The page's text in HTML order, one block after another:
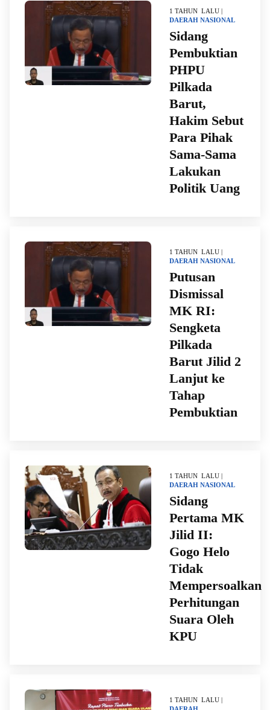
1 TAHUN LALU |
DAERAH NASIONAL
Sidang
Pembuktian
PHPU
Pilkada
Barut,
Hakim Sebut
Para Pihak
Sama-Sama
Lakukan
Politik Uang
1 TAHUN LALU |
DAERAH NASIONAL
Putusan
Dismissal
MK RI:
Sengketa
Pilkada
Barut Jilid 2
Lanjut ke
Tahap
Pembuktian
1 TAHUN LALU |
DAERAH NASIONAL
Sidang
Pertama MK
Jilid II:
Gogo Helo
Tidak
Mempersoalkan
Perhitungan
Suara Oleh
KPU
1 TAHUN LALU |